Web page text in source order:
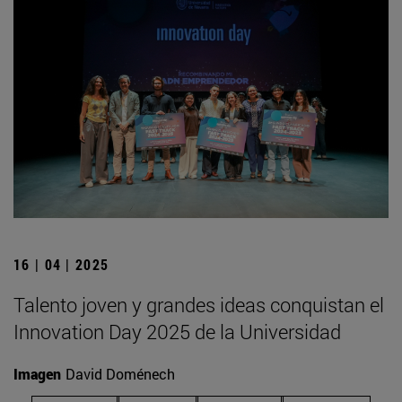
16 | 04 | 2025
Talento joven y grandes ideas conquistan el
Innovation Day 2025 de la Universidad
Imagen David Doménech